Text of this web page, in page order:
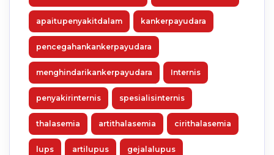
apaitupenyakitdalam kankerpayudara
pencegahankankerpayudara
menghindarikankerpayudara Internis
penyakirinternis spesialisinternis
thalasemia artithalasemia cirithalasemia
lups artilupus gejalalupus